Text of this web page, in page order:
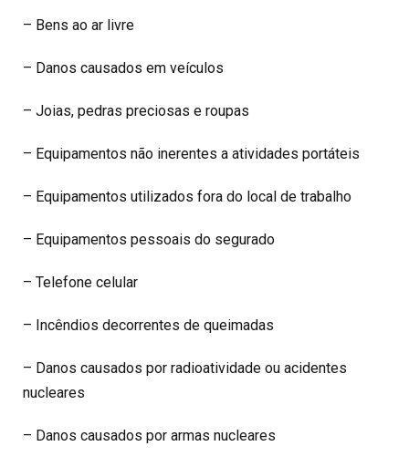
– Bens ao ar livre
– Danos causados em veículos
– Joias, pedras preciosas e roupas
– Equipamentos não inerentes a atividades portáteis
– Equipamentos utilizados fora do local de trabalho
– Equipamentos pessoais do segurado
– Telefone celular
– Incêndios decorrentes de queimadas
– Danos causados por radioatividade ou acidentes
nucleares
– Danos causados por armas nucleares